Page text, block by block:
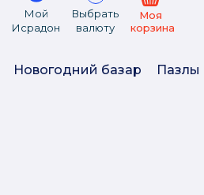
Мой
Исрадон
Выбрать
валюту
Моя
корзина
Новогодний базар Пазлы